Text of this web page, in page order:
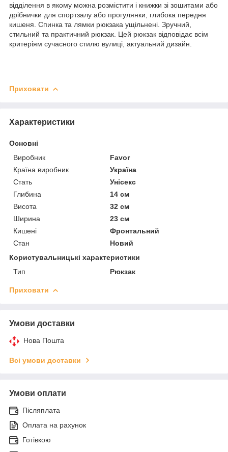
відділення в якому можна розмістити і книжки зі зошитами або
дрібнички для спортзалу або прогулянки, глибока передня
кишеня. Спинка та лямки рюкзака ущільнені. Зручний,
стильний та практичний рюкзак. Цей рюкзак відповідає всім
критеріям сучасного стилю вулиці, актуальний дизайн.
Приховати
Характеристики
Основні
Виробник
Favor
Країна виробник
Україна
Стать
Унісекс
Глибина
14 см
Висота
32 см
Ширина
23 см
Кишені
Фронтальний
Стан
Новий
Користувальницькі характеристики
Тип
Рюкзак
Приховати
Умови доставки
Нова Пошта
Всі умови доставки
Умови оплати
Післяплата
Оплата на рахунок
Готівкою